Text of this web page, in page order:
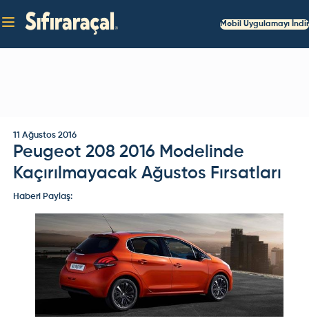
Mobil Uygulamayı İndir
11 Ağustos 2016
Peugeot 208 2016 Modelinde
Kaçırılmayacak Ağustos Fırsatları
Haberi Paylaş: